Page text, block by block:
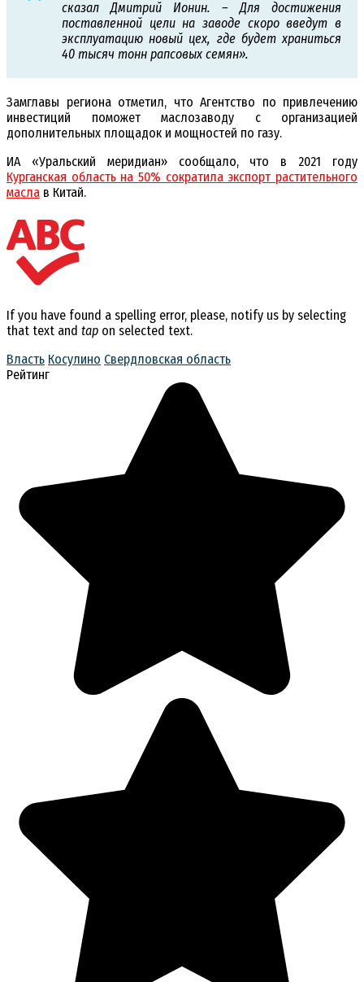
сказал Дмитрий Ионин. – Для достижения
поставленной цели на заводе скоро введут в
эксплуатацию новый цех, где будет храниться
40 тысяч тонн рапсовых семян».
Замглавы региона отметил, что Агентство по привлечению
инвестиций поможет маслозаводу с организацией
дополнительных площадок и мощностей по газу.
ИА «Уральский меридиан» сообщало, что в 2021 году
Курганская область на 50% сократила экспорт растительного
масла в Китай.
If you have found a spelling error, please, notify us by selecting
that text and tap on selected text.
Власть Косулино Свердловская область
Рейтинг